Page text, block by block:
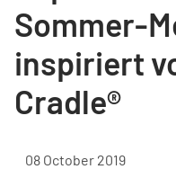
Sommer-
inspiriert
Cradle®
08 October 2019